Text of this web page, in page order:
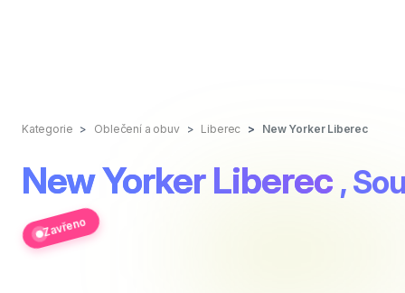
Kategorie Oblečení a obuv Liberec New Yorker Liberec
New Yorker Liberec ,
Zavřeno